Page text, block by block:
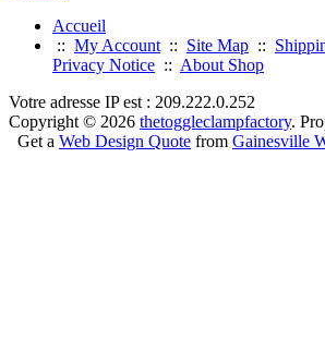
Accueil
:: My Account :: Site Map ::
Privacy Notice :: About Shop
Votre adresse IP est : 209.222.0.252
Copyright © 2026 thetoggleclampfactory.
Get a Web Design Quote from Gainesville